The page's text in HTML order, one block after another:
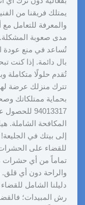
يمتلك فريقنا من
والمعرفة للتعامل
مدى صعوبة المشكلة.
تُساعد في منع عودة
بال دائمة. إذا كنت
تُقدم حلولًا متكاملة
تترك منزلك عرضة
بحماية ممتلكاتك
94013317
المكافحة الشاملة.
إلى بيتك في
للقضاء على الحشرات
تماماً من أي حشرات
والراحة دون أي
دليلنا الشامل
رش المبيدات؛